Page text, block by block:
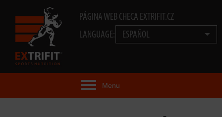
PÁGINA WEB CHECA EXTRIFIT.CZ
LANGUAGE:
ESPAÑOL
Menu